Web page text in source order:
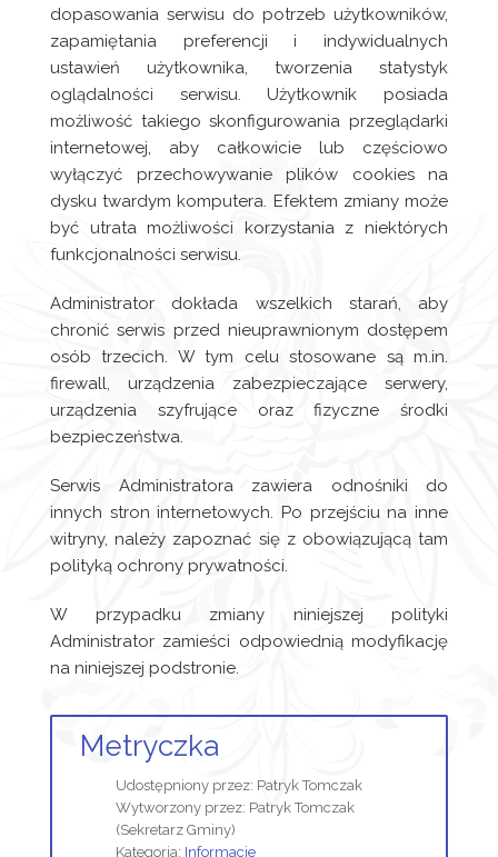
dopasowania serwisu do potrzeb użytkowników,
zapamiętania preferencji i indywidualnych
ustawień użytkownika, tworzenia statystyk
oglądalności serwisu. Użytkownik posiada
możliwość takiego skonfigurowania przeglądarki
internetowej, aby całkowicie lub częściowo
wyłączyć przechowywanie plików cookies na
dysku twardym komputera. Efektem zmiany może
być utrata możliwości korzystania z niektórych
funkcjonalności serwisu.
Administrator dokłada wszelkich starań, aby
chronić serwis przed nieuprawnionym dostępem
osób trzecich. W tym celu stosowane są m.in.
firewall, urządzenia zabezpieczające serwery,
urządzenia szyfrujące oraz fizyczne środki
bezpieczeństwa.
Serwis Administratora zawiera odnośniki do
innych stron internetowych. Po przejściu na inne
witryny, należy zapoznać się z obowiązującą tam
polityką ochrony prywatności.
W przypadku zmiany niniejszej polityki
Administrator zamieści odpowiednią modyfikację
na niniejszej podstronie.
Metryczka
Udostępniony przez: Patryk Tomczak
Wytworzony przez: Patryk Tomczak
(Sekretarz Gminy)
Kategoria: Informacje